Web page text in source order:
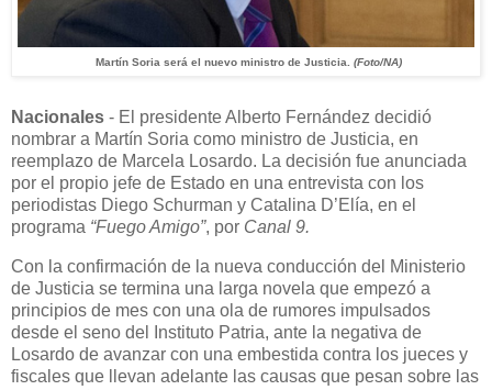
Martín Soria será el nuevo ministro de Justicia. (Foto/NA)
Nacionales - El presidente Alberto Fernández decidió
nombrar a Martín Soria como ministro de Justicia, en
reemplazo de Marcela Losardo. La decisión fue anunciada
por el propio jefe de Estado en una entrevista con los
periodistas Diego Schurman y Catalina D’Elía, en el
programa “Fuego Amigo”, por Canal 9.
Con la confirmación de la nueva conducción del Ministerio
de Justicia se termina una larga novela que empezó a
principios de mes con una ola de rumores impulsados
desde el seno del Instituto Patria, ante la negativa de
Losardo de avanzar con una embestida contra los jueces y
fiscales que llevan adelante las causas que pesan sobre las